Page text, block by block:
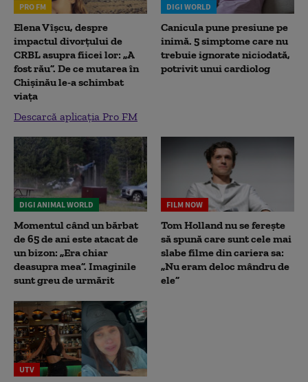
PRO FM
Elena Vîșcu, despre
impactul divorțului de
CRBL asupra fiicei lor: „A
fost rău”. De ce mutarea în
Chișinău le-a schimbat
viața
Descarcă aplicația Pro FM
DIGI WORLD
Canicula pune presiune pe
inimă. 5 simptome care nu
trebuie ignorate niciodată,
potrivit unui cardiolog
DIGI ANIMAL WORLD
Momentul când un bărbat
de 65 de ani este atacat de
un bizon: „Era chiar
deasupra mea”. Imaginile
sunt greu de urmărit
FILM NOW
Tom Holland nu se ferește
să spună care sunt cele mai
slabe filme din cariera sa:
„Nu eram deloc mândru de
ele”
UTV